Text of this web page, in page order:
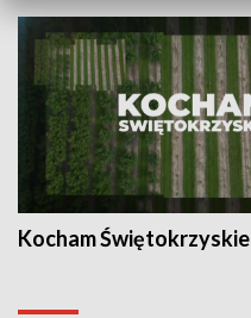
Kocham Świętokrzyskie